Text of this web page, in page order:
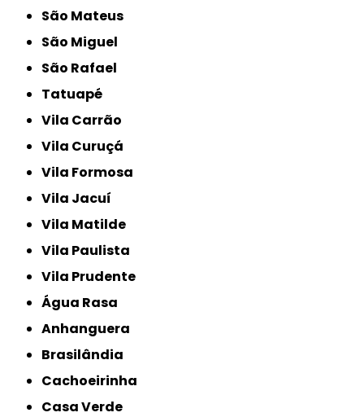
São Mateus
São Miguel
São Rafael
Tatuapé
Vila Carrão
Vila Curuçá
Vila Formosa
Vila Jacuí
Vila Matilde
Vila Paulista
Vila Prudente
Água Rasa
Anhanguera
Brasilândia
Cachoeirinha
Casa Verde